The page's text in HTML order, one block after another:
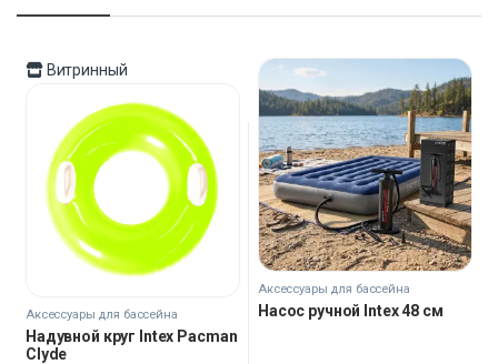
Витринный
Аксессуары для бассейна
Надувной круг Intex Pacman
Clyde
Аксессуары для бассейна
Насос ручной Intex 48 см